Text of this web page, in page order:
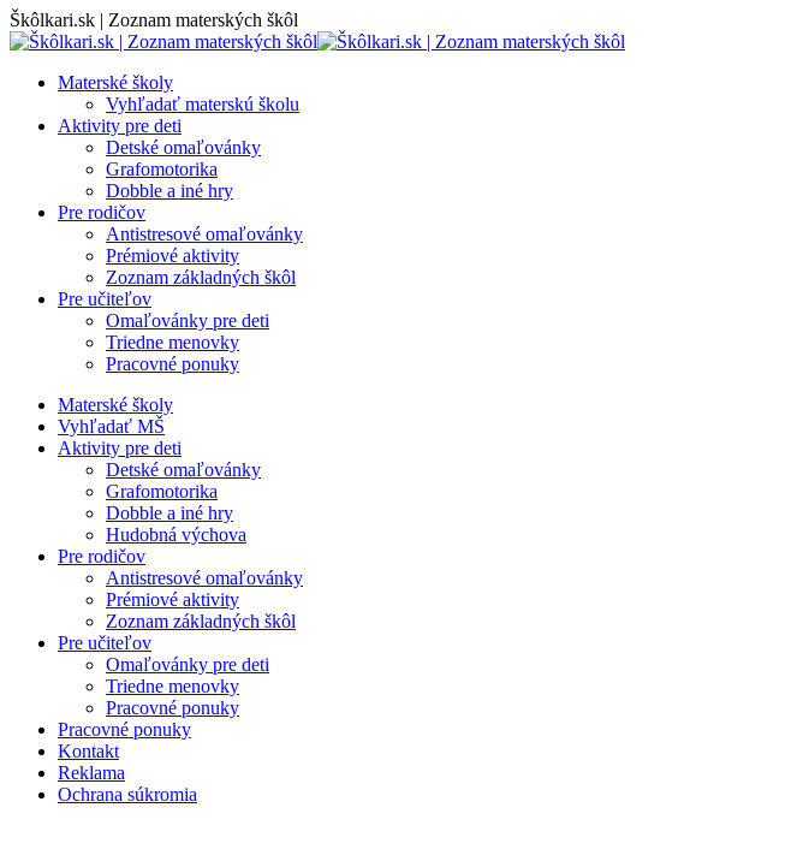
Skip
to
Škôlkari.sk | Zoznam materských škôl
Materské školy
Vyhľadať materskú školu
Aktivity pre deti
Detské omaľovánky
Grafomotorika
Dobble a iné hry
Pre rodičov
Antistresové omaľovánky
Prémiové aktivity
Zoznam základných škôl
Pre učiteľov
Omaľovánky pre deti
Triedne menovky
Pracovné ponuky
Materské školy
Vyhľadať MŠ
Aktivity pre deti
Detské omaľovánky
Grafomotorika
Dobble a iné hry
Hudobná výchova
Pre rodičov
Antistresové omaľovánky
Prémiové aktivity
Zoznam základných škôl
Pre učiteľov
Omaľovánky pre deti
Triedne menovky
Pracovné ponuky
Pracovné ponuky
Kontakt
Reklama
Ochrana súkromia